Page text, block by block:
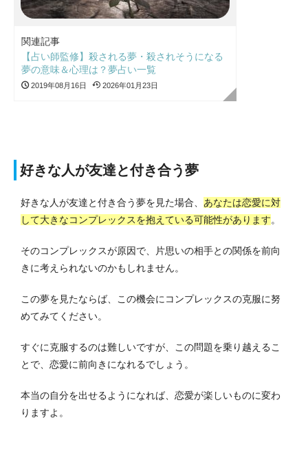
関連記事
【占い師監修】殺される夢・殺されそうになる
夢の意味＆心理は？夢占い一覧
2019年08月16日 2026年01月23日
好きな人が友達と付き合う夢
好きな人が友達と付き合う夢を見た場合、 あなたは恋愛に対
して大きなコンプレックスを抱えている可能性があります。
そのコンプレックスが原因で、片思いの相手との関係を前向
きに考えられないのかもしれません。
この夢を見たならば、この機会にコンプレックスの克服に努
めてみてください。
すぐに克服するのは難しいですが、この問題を乗り越えるこ
とで、恋愛に前向きになれるでしょう。
本当の自分を出せるようになれば、恋愛が楽しいものに変わ
りますよ。